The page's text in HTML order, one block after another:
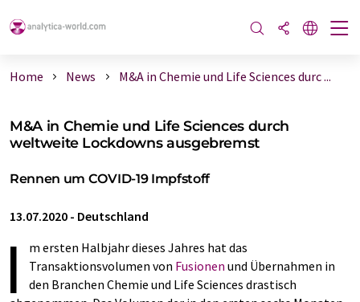
Home News M&A in Chemie und Life Sciences durc ...
M&A in Chemie und Life Sciences durch
weltweite Lockdowns ausgebremst
Rennen um COVID-19 Impfstoff
13.07.2020 - Deutschland
I
m ersten Halbjahr dieses Jahres hat das
Transaktionsvolumen von Fusionen und Übernahmen in
den Branchen Chemie und Life Sciences drastisch